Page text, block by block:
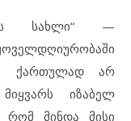
სახლი“ —
ქართულად არ
იზაბელ
რომ მინდა მისი